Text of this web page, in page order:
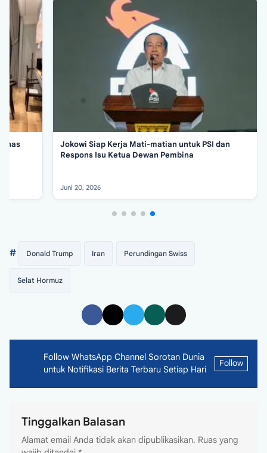
Ribu Buruh,
Dirut Pertamina
Ketua BEM FH UBK Akui Terima Rp 20 Juta
Juni 23, 2026
# Donald Trump Iran Perundingan Swiss
Selat Hormuz
Follow WhatsApp Channel Sorotan Dunia
untuk Notifikasi Berita Terbaru Setiap Hari
Follow
Tinggalkan Balasan
Alamat email Anda tidak akan dipublikasikan. Ruas yang